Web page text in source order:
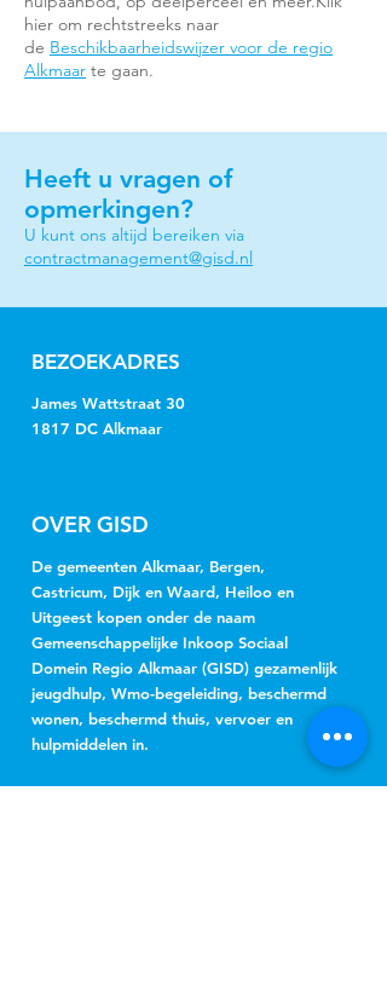
hier om rechtstreeks naar
de Beschikbaarheidswijzer voor de regio
Alkmaar te gaan.
Heeft u vragen of
opmerkingen?
U kunt ons altijd bereiken via
contractmanagement@gisd.nl
BEZOEKADRES
James Wattstraat 30
1817 DC Alkmaar
OVER GISD
De gemeenten Alkmaar, Bergen,
Castricum, Dijk en Waard, Heiloo en
Uitgeest kopen onder de naam
Gemeenschappelijke Inkoop Sociaal
Domein Regio Alkmaar (GISD) gezamenlijk
jeugdhulp, Wmo-begeleiding, beschermd
wonen, beschermd thuis, vervoer en
hulpmiddelen in.